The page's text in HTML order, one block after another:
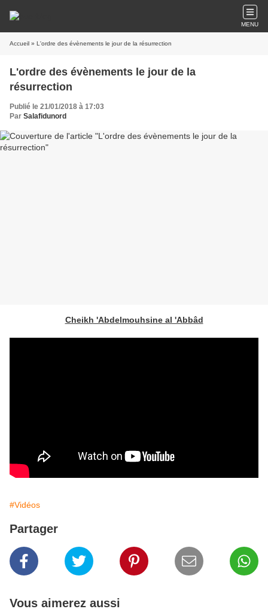
MENU
Accueil » L'ordre des évènements le jour de la résurrection
L'ordre des évènements le jour de la
résurrection
Publié le 21/01/2018 à 17:03
Par Salafidunord
Cheikh 'Abdelmouhsine al 'Abbâd
#Vidéos
Partager
Vous aimerez aussi